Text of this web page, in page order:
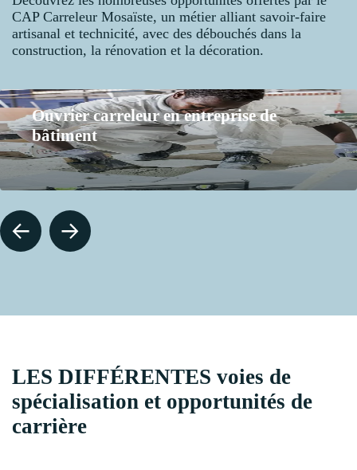
CAP Carreleur Mosaïste, un métier alliant savoir-faire
artisanal et technicité, avec des débouchés dans la
construction, la rénovation et la décoration.
Ouvrier carreleur en entreprise de
bâtiment
LES DIFFÉRENTES voies de
spécialisation et opportunités de
carrière